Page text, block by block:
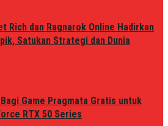
Rich dan Ragnarok Online Hadirkan
Satukan Strategi dan Dunia
Bagi Game Pragmata Gratis untuk
RTX 50 Series